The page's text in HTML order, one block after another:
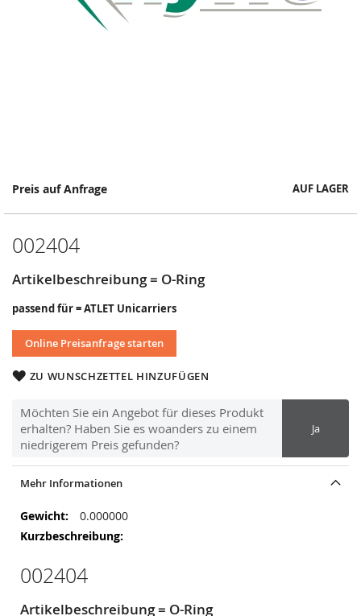
Preis auf Anfrage AUF LAGER
002404
Artikelbeschreibung = O-Ring
passend für = ATLET Unicarriers
Online Preisanfrage starten
ZU WUNSCHZETTEL HINZUFÜGEN
Möchten Sie ein Angebot für dieses Produkt
erhalten? Haben Sie es woanders zu einem
niedrigerem Preis gefunden?
Ja
Springe
Anfang
Bildergalerie
Mehr Informationen
Mehr
Informationen
0.000000
002404
Artikelbeschreibung = O-Ring